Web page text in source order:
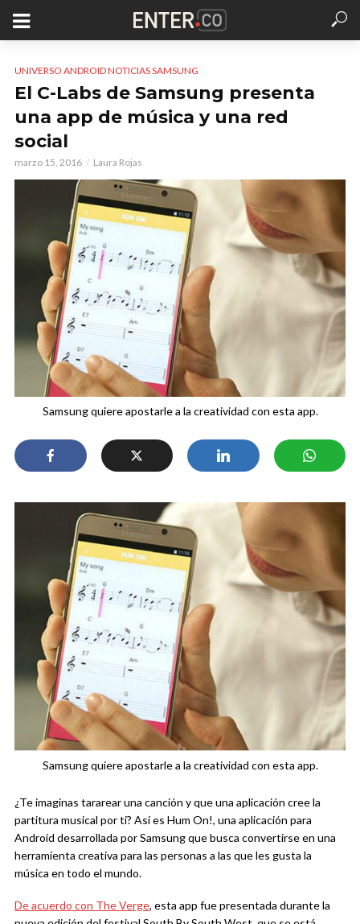
UNIVERSO ANDROID NOTICIAS SAMSUNG
El C-Labs de Samsung presenta
una app de música y una red
social
marzo 15, 2016 Laura Rojas
Samsung quiere apostarle a la creatividad con esta app.
Samsung quiere apostarle a la creatividad con esta app.
¿Te imaginas tararear una canción y que una aplicación cree la
partitura musical por ti? Así es Hum On!, una aplicación para
Android desarrollada por Samsung que busca convertirse en una
herramienta creativa para las personas a las que les gusta la
música en todo el mundo.
De acuerdo con The Verge, esta app fue presentada durante la